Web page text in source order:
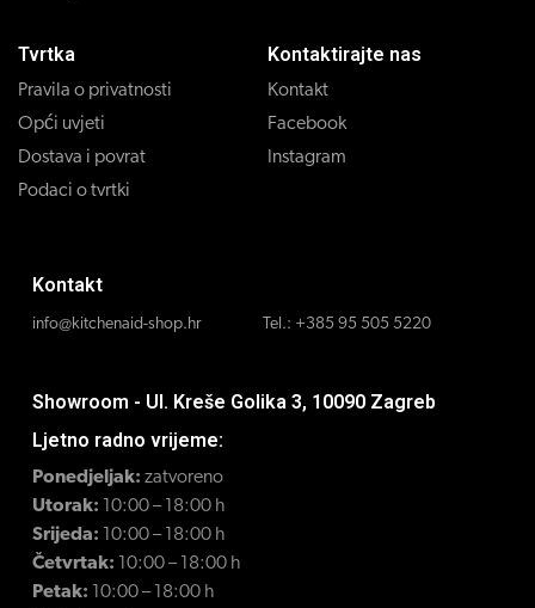
Tvrtka
Pravila o privatnosti
Opći uvjeti
Dostava i povrat
Podaci o tvrtki
Kontaktirajte nas
Kontakt
Facebook
Instagram
Kontakt
info@kitchenaid-shop.hr Tel.: +385 95 505 5220
Showroom - Ul. Kreše Golika 3, 10090 Zagreb
Ljetno radno vrijeme:
Ponedjeljak: zatvoreno
Utorak: 10:00 – 18:00 h
Srijeda: 10:00 – 18:00 h
Četvrtak: 10:00 – 18:00 h
Petak: 10:00 – 18:00 h